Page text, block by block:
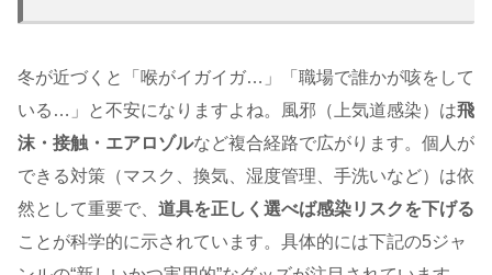
冬が近づくと「喉がイガイガ…」「職場で誰かが咳をして
いる…」と不安になりますよね。風邪（上気道感染）は飛
沫・接触・エアロゾルなど複合経路で広がります。個人が
できる対策（マスク、換気、湿度管理、手洗いなど）は依
然として重要で、 道具を正しく選べば感染リスクを下げる
ことが科学的に示されています。具体的には下記の5ジャ